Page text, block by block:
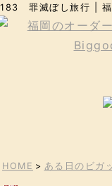
183 罪滅ぼし旅行 | 福
HOME > ある日のビガ